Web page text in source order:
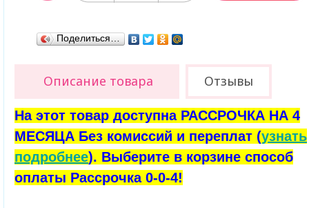
Поделиться…
Описание товара Отзывы
На этот товар доступна РАССРОЧКА НА 4
МЕСЯЦА Без комиссий и переплат (узнать
подробнее). Выберите в корзине способ
оплаты Рассрочка 0-0-4!